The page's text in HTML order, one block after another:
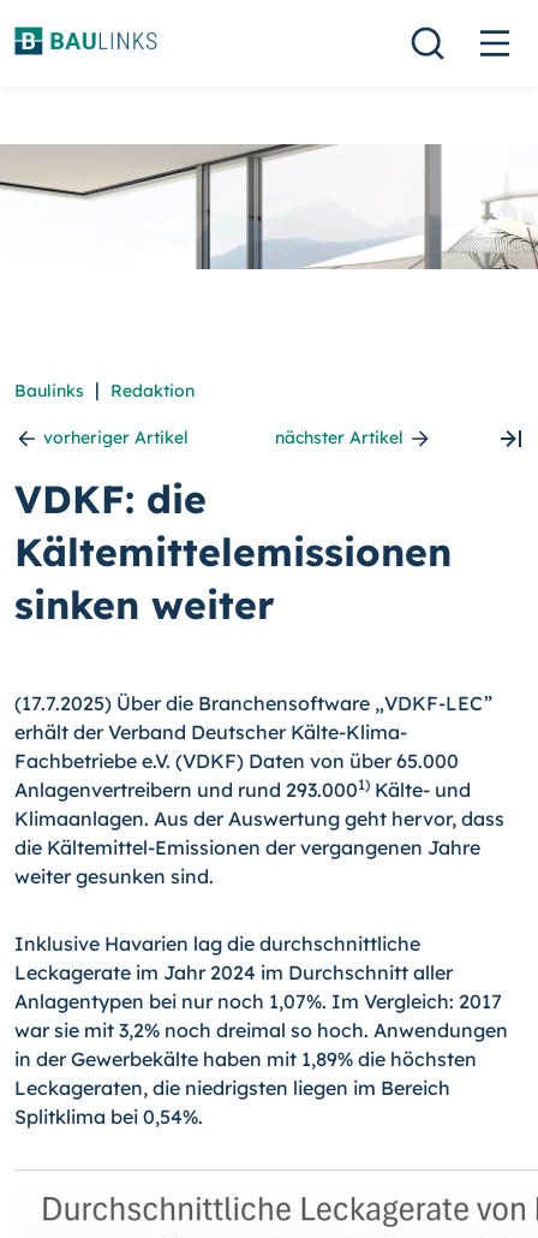
Baulinks | Redaktion
vorheriger Artikel nächster Artikel
VDKF: die
Kältemittelemissionen
sinken weiter
(17.7.2025) Über die Branchensoftware „VDKF-LEC”
erhält der Verband Deutscher Kälte-Klima-
Fachbetriebe e.V. (VDKF) Daten von über 65.000
Anlagenvertreibern und rund 293.0001) Kälte- und
Klimaanlagen. Aus der Auswertung geht hervor, dass
die Kältemittel-Emissionen der vergangenen Jahre
weiter gesunken sind.
Inklusive Havarien lag die durchschnittliche
Leckagerate im Jahr 2024 im Durchschnitt aller
Anlagentypen bei nur noch 1,07%. Im Vergleich: 2017
war sie mit 3,2% noch dreimal so hoch. Anwendungen
in der Gewerbekälte haben mit 1,89% die höchsten
Leckageraten, die niedrigsten liegen im Bereich
Splitklima bei 0,54%.